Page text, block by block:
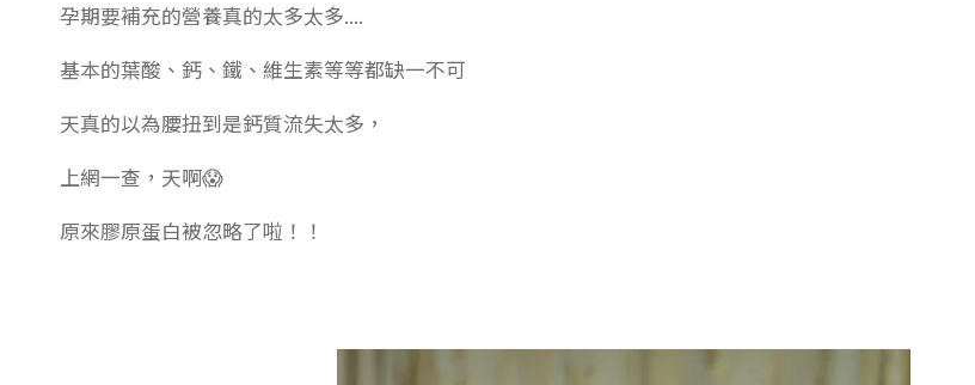
孕期要補充的營養真的太多太多....
基本的葉酸、鈣、鐵、維生素等等都缺一不可
天真的以為腰扭到是鈣質流失太多，
上網一查，天啊😱
原來膠原蛋白被忽略了啦！！